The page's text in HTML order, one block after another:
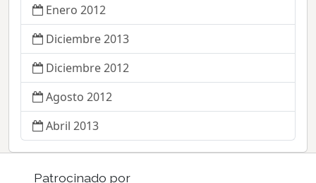
Enero 2012
Diciembre 2013
Diciembre 2012
Agosto 2012
Abril 2013
Patrocinado por